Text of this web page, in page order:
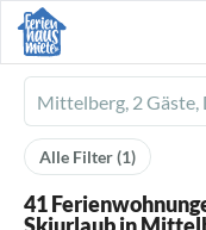
Ferienhausmiete
logo
Alle Filter(1)
41